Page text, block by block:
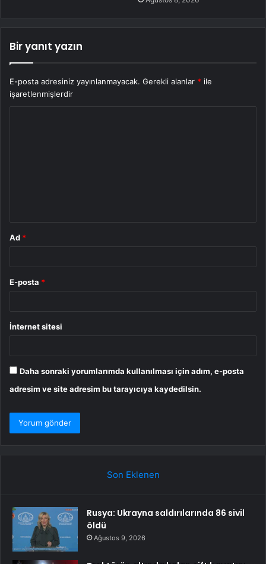
Bir yanıt yazın
E-posta adresiniz yayınlanmayacak. Gerekli alanlar * ile
işaretlenmişlerdir
Ad *
E-posta *
İnternet sitesi
Daha sonraki yorumlarımda kullanılması için adım, e-posta
adresim ve site adresim bu tarayıcıya kaydedilsin.
Son Eklenen
Rusya: Ukrayna saldırılarında 86 sivil
öldü
Ağustos 9, 2026